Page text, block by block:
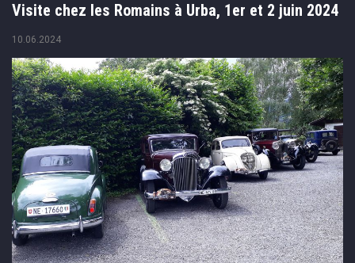
Visite chez les Romains à Urba, 1er et 2 juin 2024
10.06.2024